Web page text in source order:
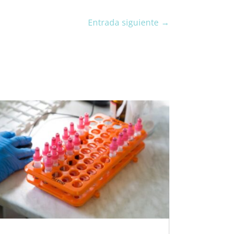
Entrada siguiente →